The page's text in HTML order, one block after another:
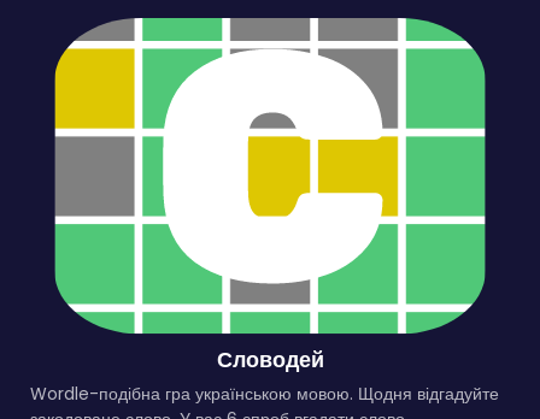
Словодей
Wordle-подібна гра українською мовою. Щодня відгадуйте